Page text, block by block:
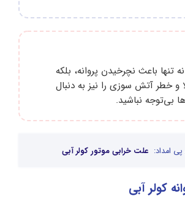
تنها باعث نچرخیدن پروانه، بلکه
و خطر آتش‌ سوزی را نیز به‌ دنبال
بی‌توجه نباشید.
امداد: علت خرابی موتور کولر آبی
کولر آبی